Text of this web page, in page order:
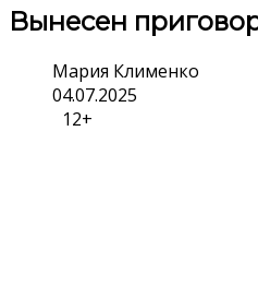
Вынесен
Мария Клименко
04.07.2025
12+